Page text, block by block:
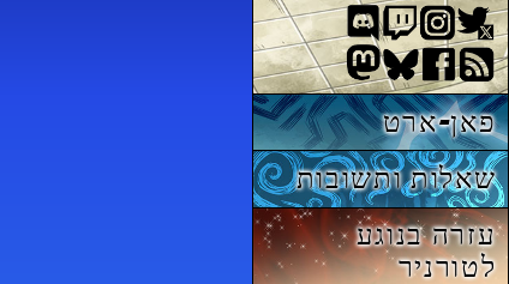
פאן-ארט
שאלות ותשובות
עזרה בנוגע
לטורניר